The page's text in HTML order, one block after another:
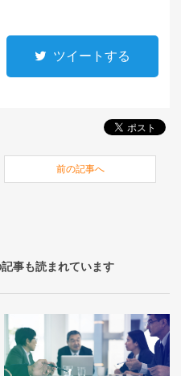
ツイートする
前の記事へ
事も読まれています